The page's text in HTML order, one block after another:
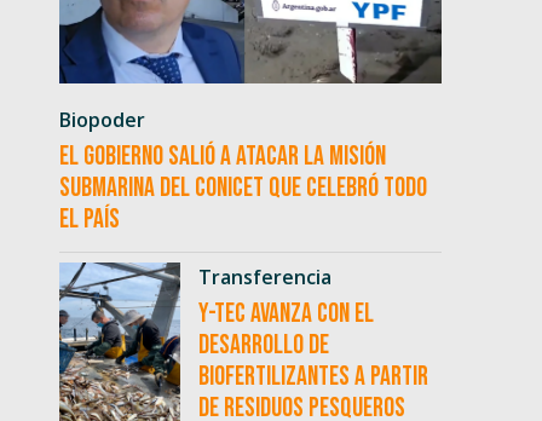
Biopoder
El Gobierno salió a atacar la misión
submarina del CONICET que celebró todo
el país
Transferencia
Y-TEC avanza con el
desarrollo de
biofertilizantes a partir
de residuos pesqueros